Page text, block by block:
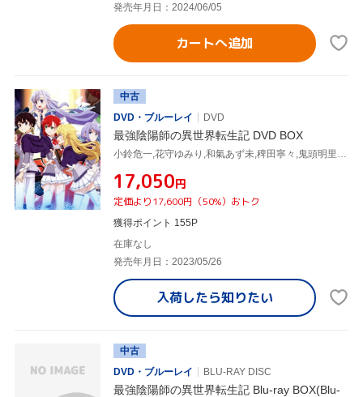
発売年月日：2024/06/05
カートへ追加
中古
DVD・ブルーレイ
DVD
最強陰陽師の異世界転生記 DVD BOX
¥17,050円
定価より17,600円（50%）おトク
獲得ポイント 155P
在庫なし
発売年月日：2023/05/26
入荷したら知りたい
中古
DVD・ブルーレイ
BLU-RAY DISC
最強陰陽師の異世界転生記 Blu-ray BOX(Blu-